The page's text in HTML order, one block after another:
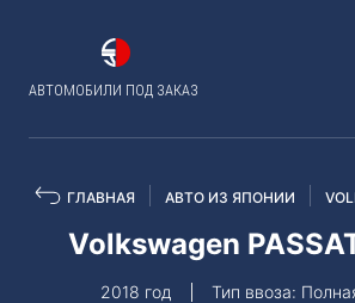
АВТОМОБИЛИ ПОД ЗАКАЗ
ГЛАВНАЯ АВТО ИЗ ЯПОНИИ
Volkswagen
2018 год Тип ввоза: